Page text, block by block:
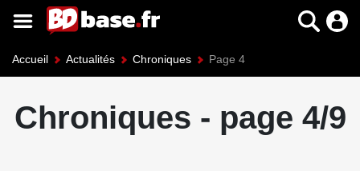
Accueil Actualités Chroniques Page 4
Chroniques - page 4/9